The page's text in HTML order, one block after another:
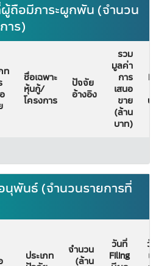
อมีภาระผูกพัน (จำนวน
าร)
ท
ชื่อเฉพาะ
หุ้นกู้/
โครงการ
ปัจจัย
อ้างอิง
รวม
มูลค่า
การ
เสนอ
ขาย
(ล้าน
บาท)
บั
พันธ์ (จำนวนรายการที่
ประเภท
จำนวน
(ล้าน
วันที่
Filing
วั
เ